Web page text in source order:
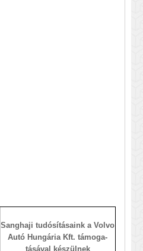
Sanghaji tudósításaink a Volvo
Autó Hungária Kft. támoga-
tásával készülnek